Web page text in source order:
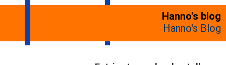
Hanno's blog
Hanno's Blog